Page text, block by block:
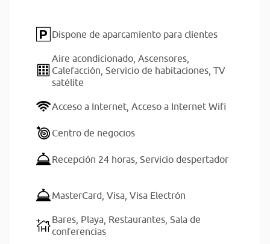
Dispone de aparcamiento para clientes
Aire acondicionado, Ascensores,
Calefacción, Servicio de habitaciones, TV
satélite
Acceso a Internet, Acceso a Internet Wifi
Centro de negocios
Recepción 24 horas, Servicio despertador
MasterCard, Visa, Visa Electrón
Bares, Playa, Restaurantes, Sala de
conferencias